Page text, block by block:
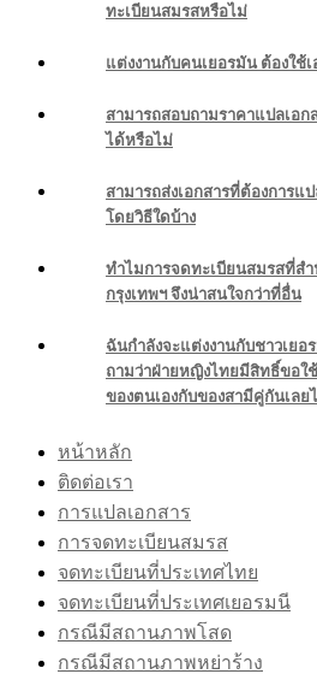
ทะเบียนสมรสหรือไม่
แต่งงานกับคนเยอรมัน ต้องใช้เ
สามารถสอบถามราคาแปลเอก
ได้หรือไม่
สามารถส่งเอกสารที่ต้องการ
โดยวิธีใดบ้าง
ทำไมการจดทะเบียนสมรสที่สำ
กรุงเทพฯ จึงน่าสนใจกว่าที่อื่น
ฉันกำลังจะแต่งงานกับชาวเยอ
ถามว่าฝ่ายหญิงไทยมีสิทธิ์ขอใ
ของตนเองกับของสามีคู่กันเลย
หน้าหลัก
ติดต่อเรา
การแปลเอกสาร
การจดทะเบียนสมรส
จดทะเบียนที่ประเทศไทย
จดทะเบียนที่ประเทศเยอรมนี
กรณีมีสถานภาพโสด
กรณีมีสถานภาพหย่าร้าง